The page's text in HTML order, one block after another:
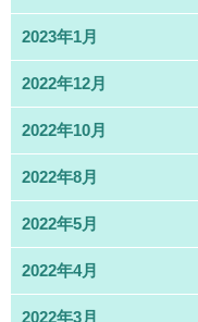
2023年1月
2022年12月
2022年10月
2022年8月
2022年5月
2022年4月
2022年3月